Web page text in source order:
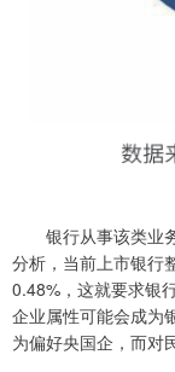
银行从事该类业务
分析，当前上市银行
0.48%，这就要求银
企业属性可能会成为
为偏好央国企，而对